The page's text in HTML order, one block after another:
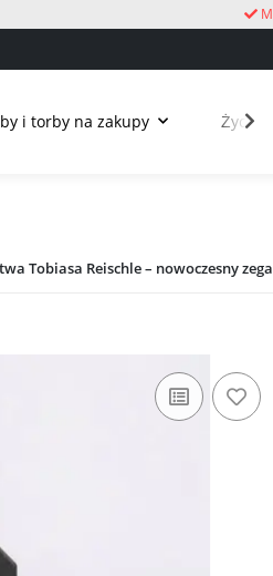
i torby na zakupy Życie
Tobiasa Reischle – nowoczesny